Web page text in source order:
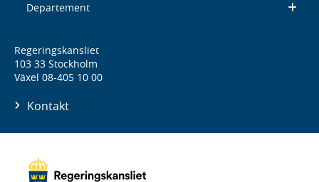
Departement
Regeringskansliet
103 33 Stockholm
Växel 08-405 10 00
Kontakt